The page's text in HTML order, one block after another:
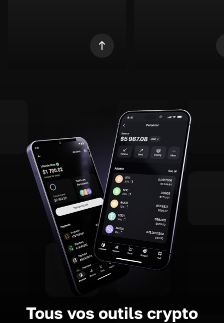
Tous vos outils crypto